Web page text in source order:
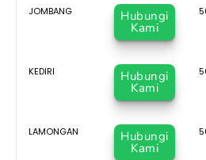
JOMBANG Hubungi
Kami
KEDIRI Hubungi
Kami
LAMONGAN Hubungi
Kami